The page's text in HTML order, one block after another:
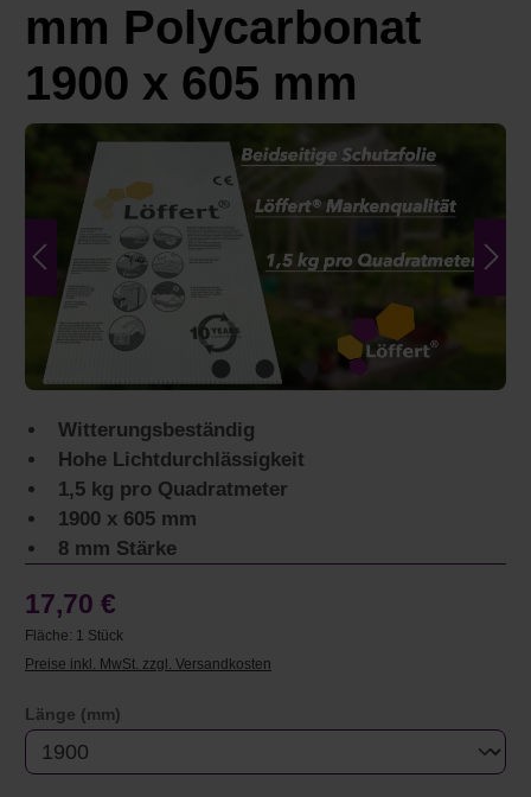
mm Polycarbonat
1900 x 605 mm
Bildergalerie überspringen
Witterungsbeständig
Hohe Lichtdurchlässigkeit
1,5 kg pro Quadratmeter
1900 x 605 mm
8 mm Stärke
17,70 €
Fläche: 1 Stück
Preise inkl. MwSt. zzgl. Versandkosten
Länge (mm)